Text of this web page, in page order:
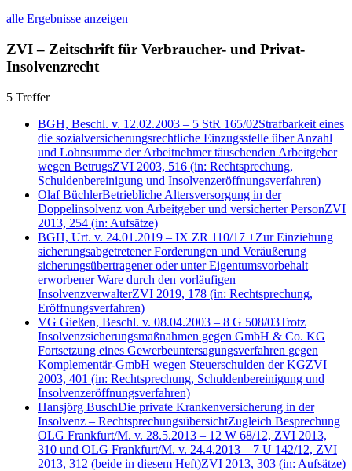
alle Ergebnisse anzeigen
ZVI – Zeitschrift für Verbraucher- und Privat-
Insolvenzrecht
5 Treffer
BGH, Beschl. v. 12.02.2003 – 5 StR 165/02Strafbarkeit eines
die sozialversicherungsrechtliche Einzugsstelle über Anzahl
und Lohnsumme der Arbeitnehmer täuschenden Arbeitgeber
wegen BetrugsZVI 2003, 516 (in: Rechtsprechung,
Schuldenbereinigung und Insolvenzeröffnungsverfahren)
Olaf BüchlerBetriebliche Altersversorgung in der
Doppelinsolvenz von Arbeitgeber und versicherter PersonZVI
2013, 254 (in: Aufsätze)
BGH, Urt. v. 24.01.2019 – IX ZR 110/17 +Zur Einziehung
sicherungsabgetretener Forderungen und Veräußerung
sicherungsübertragener oder unter Eigentumsvorbehalt
erworbener Ware durch den vorläufigen
InsolvenzverwalterZVI 2019, 178 (in: Rechtsprechung,
Eröffnungsverfahren)
VG Gießen, Beschl. v. 08.04.2003 – 8 G 508/03Trotz
Insolvenzsicherungsmaßnahmen gegen GmbH & Co. KG
Fortsetzung eines Gewerbeuntersagungsverfahren gegen
Komplementär-GmbH wegen Steuerschulden der KGZVI
2003, 401 (in: Rechtsprechung, Schuldenbereinigung und
Insolvenzeröffnungsverfahren)
Hansjörg BuschDie private Krankenversicherung in der
Insolvenz – RechtsprechungsübersichtZugleich Besprechung
OLG Frankfurt/M. v. 28.5.2013 – 12 W 68/12, ZVI 2013,
310 und OLG Frankfurt/M. v. 24.4.2013 – 7 U 142/12, ZVI
2013, 312 (beide in diesem Heft)ZVI 2013, 303 (in: Aufsätze)